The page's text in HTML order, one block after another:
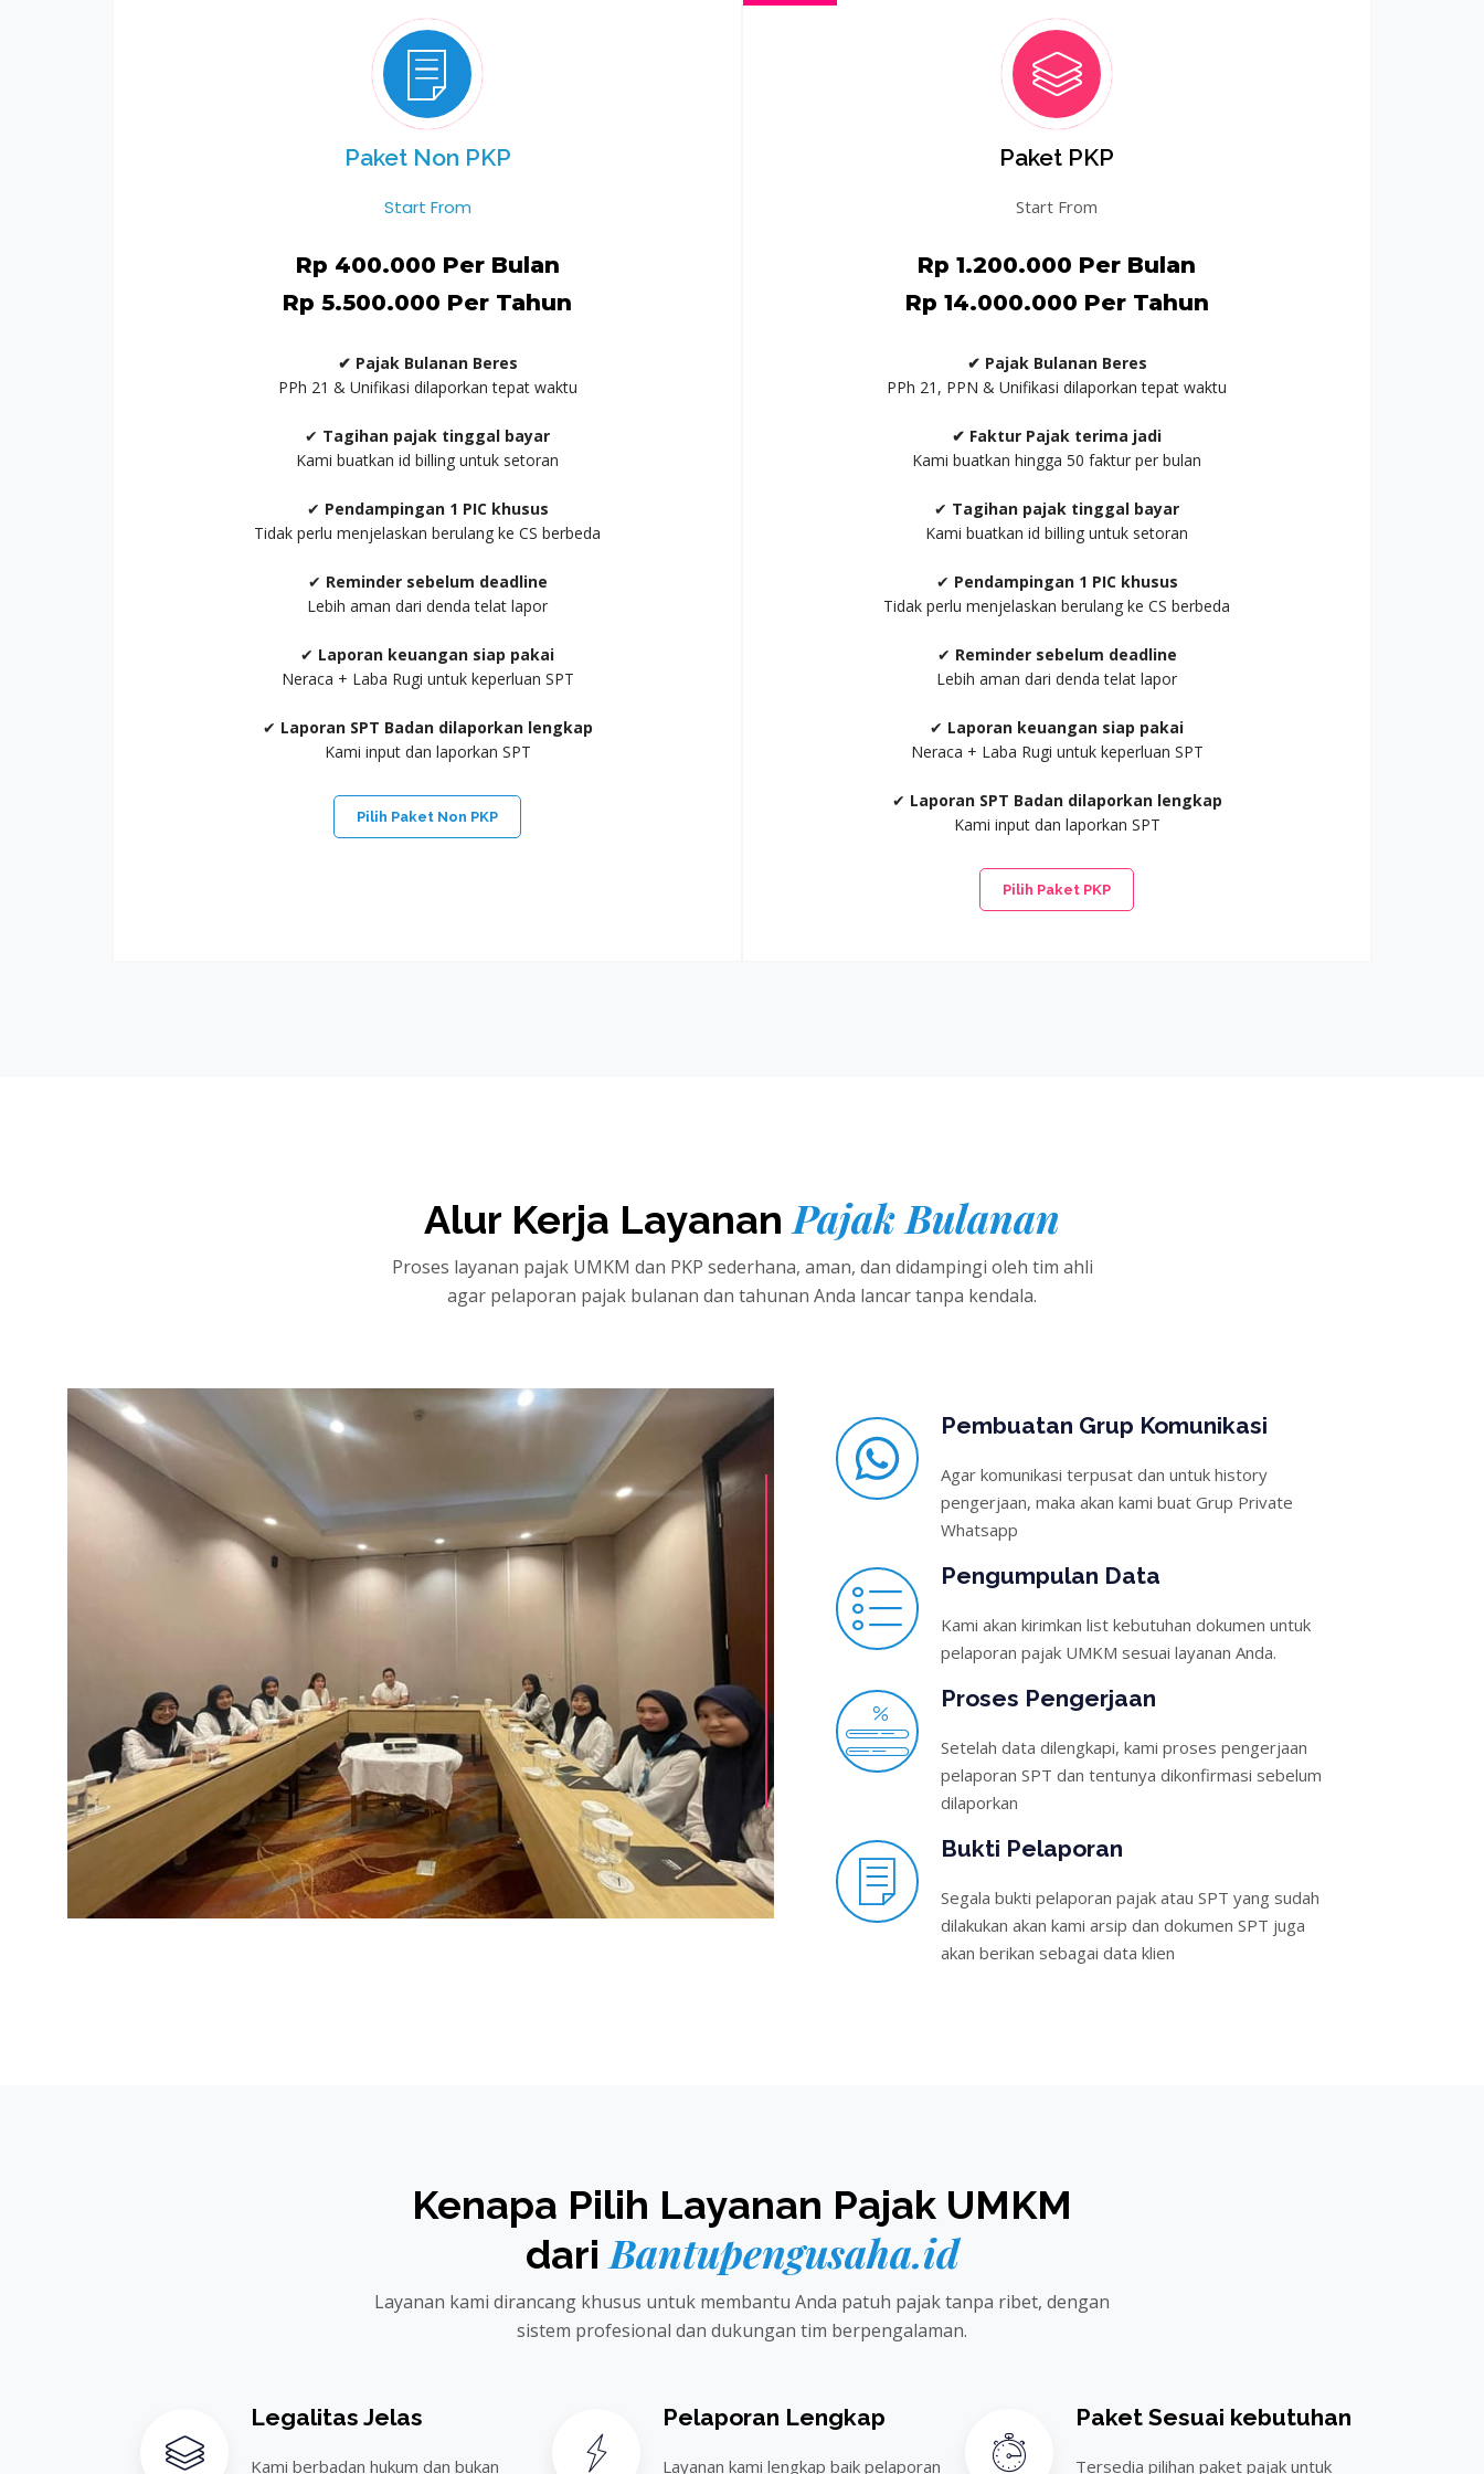
Paket Non PKP
Start From
Rp 400.000 Per Bulan
Rp 5.500.000 Per Tahun
✔ Pajak Bulanan Beres
PPh 21 & Unifikasi dilaporkan tepat waktu
✔ Tagihan pajak tinggal bayar
Kami buatkan id billing untuk setoran
✔ Pendampingan 1 PIC khusus
Tidak perlu menjelaskan berulang ke CS berbeda
✔ Reminder sebelum deadline
Lebih aman dari denda telat lapor
✔ Laporan keuangan siap pakai
Neraca + Laba Rugi untuk keperluan SPT
✔ Laporan SPT Badan dilaporkan lengkap
Kami input dan laporkan SPT
Pilih Paket Non PKP
Paket PKP
Start From
Rp 1.200.000 Per Bulan
Rp 14.000.000 Per Tahun
✔ Pajak Bulanan Beres
PPh 21, PPN & Unifikasi dilaporkan tepat waktu
✔ Faktur Pajak terima jadi
Kami buatkan hingga 50 faktur per bulan
✔ Tagihan pajak tinggal bayar
Kami buatkan id billing untuk setoran
✔ Pendampingan 1 PIC khusus
Tidak perlu menjelaskan berulang ke CS berbeda
✔ Reminder sebelum deadline
Lebih aman dari denda telat lapor
✔ Laporan keuangan siap pakai
Neraca + Laba Rugi untuk keperluan SPT
✔ Laporan SPT Badan dilaporkan lengkap
Kami input dan laporkan SPT
Pilih Paket PKP
Alur Kerja Layanan Pajak Bulanan
Proses layanan pajak UMKM dan PKP sederhana, aman, dan didampingi oleh tim ahli
agar pelaporan pajak bulanan dan tahunan Anda lancar tanpa kendala.
Pembuatan Grup Komunikasi
Agar komunikasi terpusat dan untuk history
pengerjaan, maka akan kami buat Grup Private
Whatsapp
Pengumpulan Data
Kami akan kirimkan list kebutuhan dokumen untuk
pelaporan pajak UMKM sesuai layanan Anda.
Proses Pengerjaan
Setelah data dilengkapi, kami proses pengerjaan
pelaporan SPT dan tentunya dikonfirmasi sebelum
dilaporkan
Bukti Pelaporan
Segala bukti pelaporan pajak atau SPT yang sudah
dilakukan akan kami arsip dan dokumen SPT juga
akan berikan sebagai data klien
Kenapa Pilih Layanan Pajak UMKM
dari Bantupengusaha.id
Layanan kami dirancang khusus untuk membantu Anda patuh pajak tanpa ribet, dengan
sistem profesional dan dukungan tim berpengalaman.
Legalitas Jelas
Kami berbadan hukum dan bukan
Pelaporan Lengkap
Layanan kami lengkap baik pelaporan
Paket Sesuai kebutuhan
Tersedia pilihan paket pajak untuk